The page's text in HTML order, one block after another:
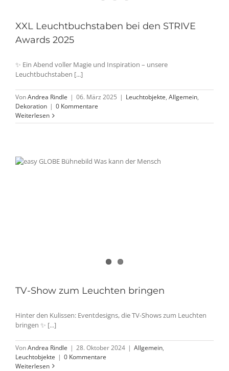
XXL Leuchtbuchstaben bei den STRIVE
Awards 2025
✨ Ein Abend voller Magie und Inspiration – unsere
Leuchtbuchstaben [...]
VonAndrea Rindle | 06. März 2025 | Leuchtobjekte, Allgemein,
Dekoration | 0 Kommentare
Weiterlesen
TV-Show zum Leuchten bringen
Hinter den Kulissen: Eventdesigns, die TV-Shows zum Leuchten
bringen ✨ [...]
VonAndrea Rindle | 28. Oktober 2024 | Allgemein,
Leuchtobjekte | 0 Kommentare
Weiterlesen